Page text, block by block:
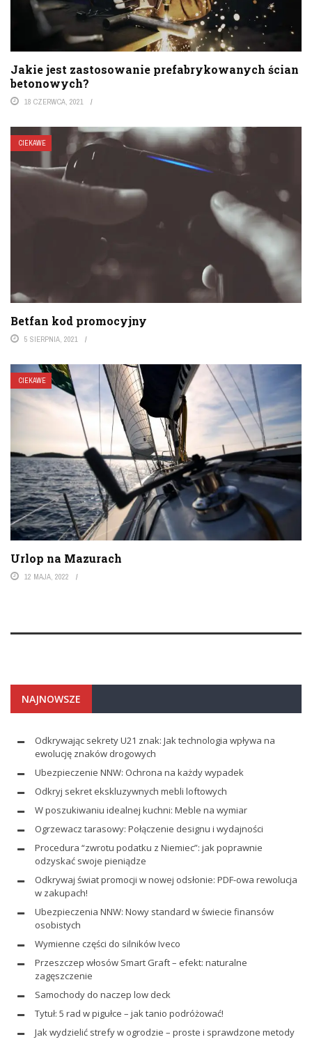
Jakie jest zastosowanie prefabrykowanych ścian
betonowych?
18 CZERWCA, 2021
CIEKAWE
Betfan kod promocyjny
5 SIERPNIA, 2021
CIEKAWE
Urlop na Mazurach
12 MAJA, 2022
NAJNOWSZE
Odkrywając sekrety U21 znak: Jak technologia wpływa na
ewolucję znaków drogowych
Ubezpieczenie NNW: Ochrona na każdy wypadek
Odkryj sekret ekskluzywnych mebli loftowych
W poszukiwaniu idealnej kuchni: Meble na wymiar
Ogrzewacz tarasowy: Połączenie designu i wydajności
Procedura “zwrotu podatku z Niemiec”: jak poprawnie
odzyskać swoje pieniądze
Odkrywaj świat promocji w nowej odsłonie: PDF-owa rewolucja
w zakupach!
Ubezpieczenia NNW: Nowy standard w świecie finansów
osobistych
Wymienne części do silników Iveco
Przeszczep włosów Smart Graft – efekt: naturalne
zagęszczenie
Samochody do naczep low deck
Tytuł: 5 rad w pigułce – jak tanio podróżować!
Jak wydzielić strefy w ogrodzie – proste i sprawdzone metody